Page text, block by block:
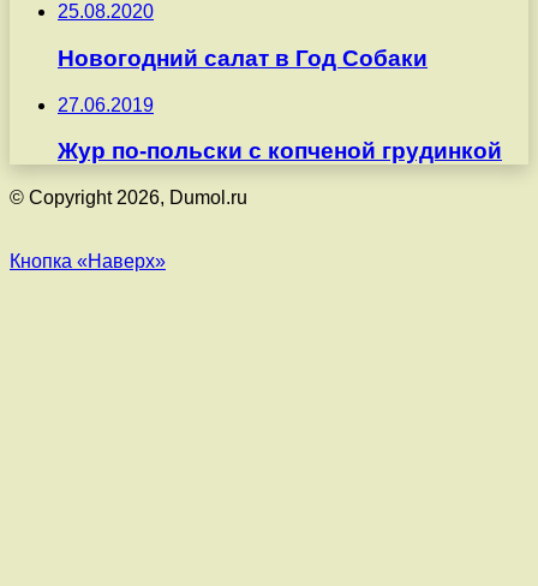
25.08.2020
Новогодний салат в Год Собаки
27.06.2019
Жур по-польски с копченой грудинкой
© Copyright 2026, Dumol.ru
Кнопка «Наверх»